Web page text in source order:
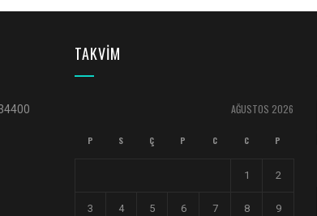
TAKVİM
AĞUSTOS 2026
P S Ç P C C P
1 2
3 4 5 6 7 8 9